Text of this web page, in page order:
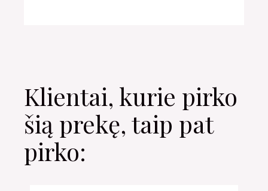
Klientai, kurie pirko
šią prekę, taip pat
pirko: